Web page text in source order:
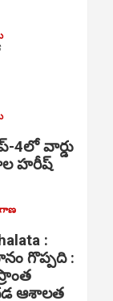
4లో వార్డు
హరీష్
:
గొప్పది :
ఆశాలత